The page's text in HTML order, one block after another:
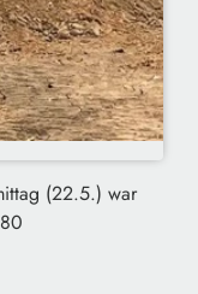
(22.5.) war